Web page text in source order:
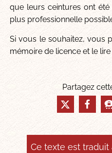
que leurs ceintures ont
plus professionnelle
Si vous le souhaitez, vous
mémoire de licence et le
Partagez
Ce texte est